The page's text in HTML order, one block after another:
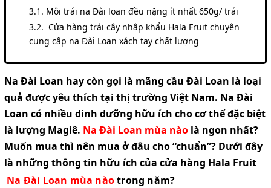
Mỗi trái na Đài loan đều nặng ít nhất 650g/ trái
Cửa hàng trái cây nhập khẩu Hala Fruit chuyên
cung cấp na Đài Loan xách tay chất lượng
Na Đài Loan hay còn gọi là mãng cầu Đài Loan là loại
quả được yêu thích tại thị trường Việt Nam. Na Đài
Loan có nhiều dinh dưỡng hữu ích cho cơ thể đặc biệt
là lượng Magiê. Na Đài Loan mùa nào là ngon nhất?
Muốn mua thì nên mua ở đâu cho “chuẩn”? Dưới đây
là những thông tin hữu ích của cửa hàng Hala Fruit
Na Đài Loan mùa nàotrong năm?